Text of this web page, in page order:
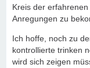
Kreis der
Anregungen zu
Ich hoffe, noch zu
kontrollierte trinken
wird sich zeigen